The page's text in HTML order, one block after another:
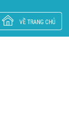
VỀ TRANG CHỦ